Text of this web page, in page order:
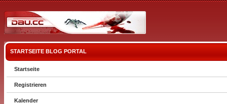
STARTSEITE BLOG PORTAL
Startseite
Registrieren
Kalender